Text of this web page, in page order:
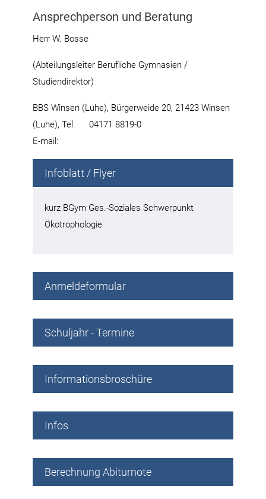
Ansprechperson und Beratung
Herr W. Bosse
(Abteilungsleiter Berufliche Gymnasien /
Studiendirektor)
BBS Winsen (Luhe), Bürgerweide 20, 21423 Winsen
(Luhe), Tel: 04171 8819-0
E-mail:
Infoblatt / Flyer
kurz BGym Ges.-Soziales Schwerpunkt
Ökotrophologie
Anmeldeformular
Schuljahr - Termine
Informationsbroschüre
Infos
Berechnung Abiturnote